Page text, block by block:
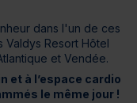
dans l'un de ces
Valdys Resort Hôtel
et Vendée.
et à l’espace cardio
le même jour !